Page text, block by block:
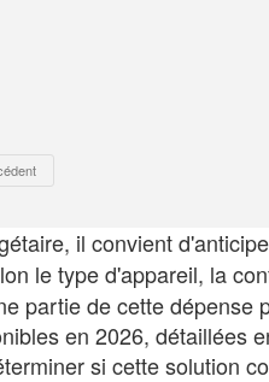
il convient
le type d'appareil, la
partie de cette dépense
en 2026, détaillées
si cette solution